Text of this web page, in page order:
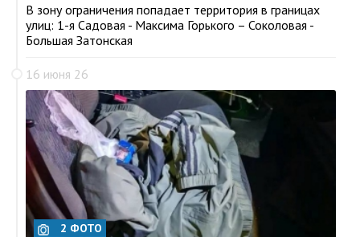
В зону ограничения попадает территория в границах
улиц: 1-я Садовая - Максима Горького – Соколовая -
Большая Затонская
16 июня 26
2 ФОТО